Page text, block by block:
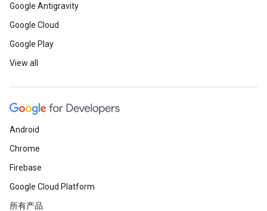
Google Antigravity
Google Cloud
Google Play
View all
Android
Chrome
Firebase
Google Cloud Platform
所有产品